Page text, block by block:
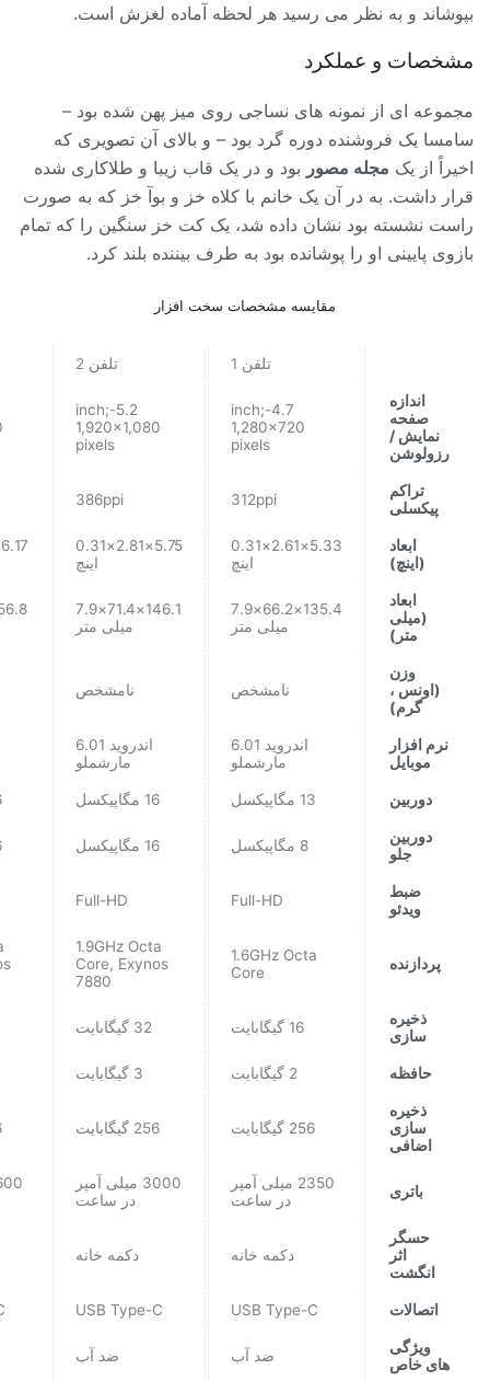
بپوشاند و به نظر می رسید هر لحظه آماده لغزش است.
مشخصات و عملکرد
مجموعه ای از نمونه های نساجی روی میز پهن شده بود –
سامسا یک فروشنده دوره گرد بود – و بالای آن تصویری که
اخیراً از یک مجله مصور بود و در یک قاب زیبا و طلاکاری شده
قرار داشت. به در آن یک خانم با کلاه خز و بوآ خز که به صورت
راست نشسته بود نشان داده شد، یک کت خز سنگین را که تمام
بازوی پایینی او را پوشانده بود به طرف بیننده بلند کرد.
مقایسه مشخصات سخت افزار
تلفن 1 تلفن 2
اندازه
صفحه
نمایش /
رزولوشن
4.7-inch;
1,280×720
pixels
5.2-inch;
1,920×1,080
pixels
تراکم
پیکسلی
312ppi
386ppi
ابعاد
(اینچ)
5.33×2.61×0.31
اینچ
5.75×2.81×0.31
اینچ
ابعاد
(میلی
متر)
135.4×66.2×7.9
میلی متر
146.1×71.4×7.9
میلی متر
وزن
(اونس ،
گرم)
نامشخص نامشخص
نرم افزار
موبایل
اندروید 6.01
مارشملو
اندروید 6.01
مارشملو
دوربین 13 مگاپیکسل 16 مگاپیکسل
دوربین
جلو
8 مگاپیکسل 16 مگاپیکسل
ضبط
ویدئو
Full-HD
Full-HD
پردازنده
1.6GHz Octa
Core
1.9GHz Octa
Core, Exynos
7880
ذخیره
سازی
16 گیگابایت 32 گیگابایت
حافظه 2 گیگابایت 3 گیگابایت
ذخیره
سازی
اضافی
256 گیگابایت 256 گیگابایت
باتری
2350 میلی آمپر
در ساعت
3000 میلی آمپر
در ساعت
حسگر
اثر
انگشت
دکمه خانه دکمه خانه
اتصالات USB Type-C
USB Type-C
ویژگی
های خاص
ضد آب ضد آب